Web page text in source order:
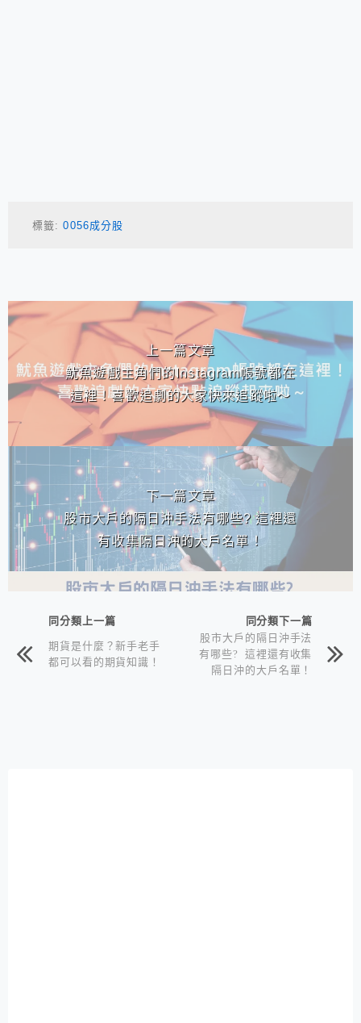
標籤:0056成分股
相連文章
上一篇文章
魷魚遊戲主角們的Instagram帳號都在
這裡！喜歡追劇的大家快來追蹤啦～
下一篇文章
股市大戶的隔日沖手法有哪些? 這裡還
有收集隔日沖的大戶名單！
同分類上一篇
期貨是什麼？新手老手
都可以看的期貨知識！
同分類下一篇
股市大戶的隔日沖手法
有哪些? 這裡還有收集
隔日沖的大戶名單！